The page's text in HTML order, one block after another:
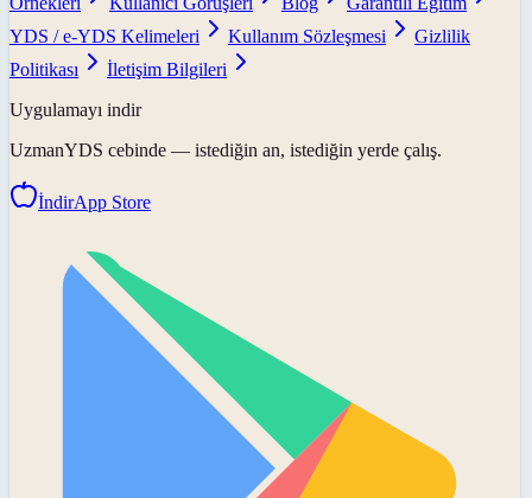
YDS / e-YDS Kelimeleri
Kullanım Sözleşmesi
Gizlilik
Politikası
İletişim Bilgileri
Uygulamayı indir
UzmanYDS cebinde — istediğin an, istediğin yerde çalış.
İndirApp Store